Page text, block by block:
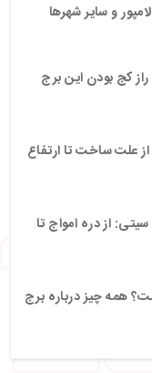
و سایر شهرها
کج بودن این برج
علت ساخت تا ارتفاع
از دره امواج تا
همه چیز درباره برج